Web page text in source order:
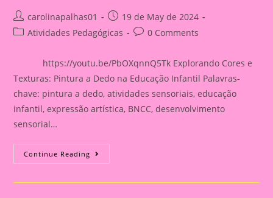
Post
author:
carolinapalhas01
Post
published:
19 de May de 2024
PostAtividades Pedagógicas
Post0 Comments
https://youtu.be/PbOXqnnQ5Tk Explorando Cores e
Texturas: Pintura a Dedo na Educação Infantil Palavras-
chave: pintura a dedo, atividades sensoriais, educação
infantil, expressão artística, BNCC, desenvolvimento
sensorial…
Continue Reading Atividade
Sensorial
Cores